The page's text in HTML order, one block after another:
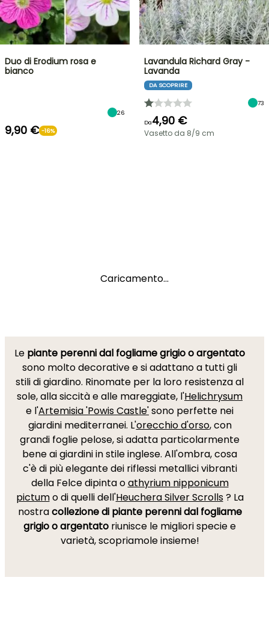
Duo di Erodium rosa e
bianco
26
9,90 € -16%
Lavandula Richard Gray -
Lavanda
DA SCOPRIRE
73
Da4,90 €
Vasetto da 8/9 cm
Caricamento...
Le piante perenni dal fogliame grigio o argentato
sono molto decorative e si adattano a tutti gli
stili di giardino. Rinomate per la loro resistenza al
sole, alla siccità e alle mareggiate, l'Helichrysum
e l'Artemisia 'Powis Castle'sono perfette nei
giardini mediterranei. L'orecchio d'orso, con
grandi foglie pelose, si adatta particolarmente
bene ai giardini in stile inglese. All'ombra, cosa
c'è di più elegante dei riflessi metallici vibranti
della Felce dipinta oathyrium nipponicum
pictumo di quelli dell'Heuchera Silver Scrolls? La
nostracollezione di piante perenni dal fogliame
grigio o argentato riunisce le migliori specie e
varietà, scopriamole insieme!